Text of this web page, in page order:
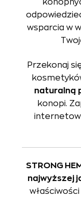
wsparcia w
Przekonaj
naturalną
konopi.
STRONG
najwyższej